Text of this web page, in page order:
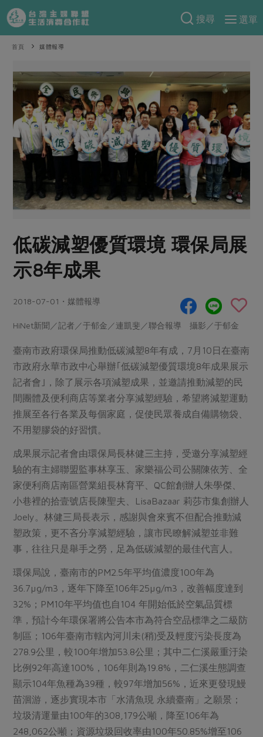
搜尋
選單
產品分類
一籃菜 當令水果
芽苗類 蕈菇類
辛香料類
奶蛋豆・五穀
豆製品 米麵雜糧
肉品・水產
畜產肉類
調理食材・點心
調味醬料/南北貨 烘焙
休閒零嘴 沖泡飲品
保健食品
居家好物
家庭清潔 織品
日用品 圖書禮品
防災用品
最新產品
優惠專區
素食專區
樂齡友善
食材
米食
麵食
肉食
海鮮
常備菜
蛋料理
醬料
湯品．鍋物
漬物
涼拌沙拉
飲品
主題食譜
異國料理
年菜食譜
養身食補
節慶大餐
高麗菜海鮮煎餅
特別企畫
預購活動
把最好的台灣味帶回家！
防災用品預購圓滿結束
2026年端午節預購圓滿結束
當季產品
合作25-經典快閃最後一週
合作25-精選產品第四彈
合作25-精選產品第三彈
議題活動
主婦聯盟X樂齡網特約優惠案
30%rPET紅烏龍茶
更多議題活動
把最好的台灣味帶回家！
綠主張
觀點文章
主婦食堂 一籃菜真心話
社內大小事 合作聯合國
樂齡生活 親子食育
廚房瑜伽
關注議題
減硝酸鹽 惜食
非基改運動 支持本土農糧
廢核運動 能源議題
減添加物 減塑減廢
公益金 食農教育
更多議題
綠主張月刊
典藏閱覽室
關於合作社
認識合作社
合作社組織
員工與求才
產品檢驗
自主把關
硝酸鹽檢驗
社員權益
合作社法規
選舉專區
最新消息
媒體報導
下載專區
地區活動
活動報下載
重要公告
首頁 媒體報導
低碳減塑優質環境 環保局展
示8年成果
2018-07-01・媒體報導
HiNet新聞／記者／于郁金／連凱斐／聯合報導 攝影／于郁金
臺南市政府環保局推動低碳減塑8年有成，7月10日在臺南
市政府永華市政中心舉辦｢低碳減塑優質環境8年成果展示
記者會｣，除了展示各項減塑成果，並邀請推動減塑的民
間團體及便利商店等業者分享減塑經驗，希望將減塑運動
推展至各行各業及每個家庭，促使民眾養成自備購物袋、
不用塑膠袋的好習慣。
成果展示記者會由環保局長林健三主持，受邀分享減塑經
驗的有主婦聯盟監事林享玉、家樂福公司公關陳依芳、全
家便利商店南區營業組長林育平、QC館創辦人朱學傑、
小巷裡的拾壹號店長陳聖夫、LisaBazaar 莉莎市集創辦人
Joely。林健三局長表示，感謝與會來賓不但配合推動減
塑政策，更不吝分享減塑經驗，讓市民瞭解減塑並非難
事，往往只是舉手之勞，足為低碳減塑的最佳代言人。
環保局說，臺南市的PM2.5年平均值濃度100年為
36.7µg/m3，逐年下降至106年25µg/m3，改善幅度達到
32%；PM10年平均值也自104 年開始低於空氣品質標
準，預計今年環保署將公告本市為符合空品標準之二級防
制區；106年臺南市轄內河川未(稍)受及輕度污染長度為
278.9公里，較100年增加53.8公里；其中二仁溪嚴重汙染
比例92年高達100%，106年則為19.8%，二仁溪生態調查
顯示104年魚種為39種，較97年增加56%，近來更發現鰻
苗洄游，逐步實現本市「水清魚現 永續臺南」之願景；
垃圾清運量由100年的308,179公噸，降至106年為
248,062公噸；資源垃圾回收率由100年50.85%增至106